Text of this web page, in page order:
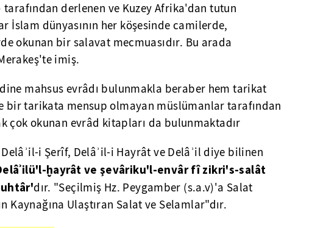
tarafından derlenen ve Kuzey Afrika'dan tutun
İslam dünyasının her köşesinde camilerde,
okunan bir salavat mecmuasıdır. Bu arada
imiş.
mahsus evrâdı bulunmakla beraber hem tarikat
bir tarikata mensup olmayan müslümanlar tarafından
çok okunan evrâd kitapları da bulunmaktadır
Delâʾil-i Şerîf, Delâʾil-i Hayrât ve Delâʾil diye bilinen
ʾilü'l-ḫayrât ve şevâriku'l-envâr fî zikri's-salât
dır. "Seçilmiş Hz. Peygamber (s.a.v)'a Salat
Kaynağına Ulaştıran Salat ve Selamlar"dır.